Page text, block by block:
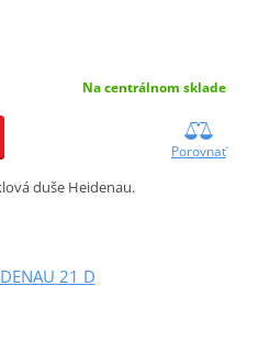
Na centrálnom sklade
Porovnať
duše Heidenau.
21 D